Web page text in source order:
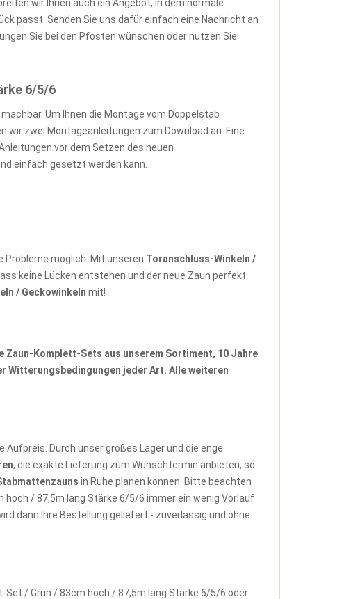
wir Ihnen auch ein Angebot, in dem normale
passt. Senden Sie uns dafür einfach eine Nachricht an
Sie bei den Pfosten wünschen oder nutzen Sie
6/5/6
Um Ihnen die Montage vom Doppelstab
zwei Montageanleitungen zum Download an: Eine
vor dem Setzen des neuen
einfach gesetzt werden kann.
möglich. Mit unseren Toranschluss-Winkeln /
keine Lücken entstehen und der neue Zaun perfekt
/ Geckowinkeln mit!
Zaun-Komplett-Sets aus unserem Sortiment, 10 Jahre
Witterungsbedingungen jeder Art. Alle weiteren
Durch unser großes Lager und die enge
, die exakte Lieferung zum Wunschtermin anbieten, so
in Ruhe planen können. Bitte beachten
/ 87,5m lang Stärke 6/5/6 immer ein wenig Vorlauf
dann Ihre Bestellung geliefert - zuverlässig und ohne
/ Grün / 83cm hoch / 87,5m lang Stärke 6/5/6 oder